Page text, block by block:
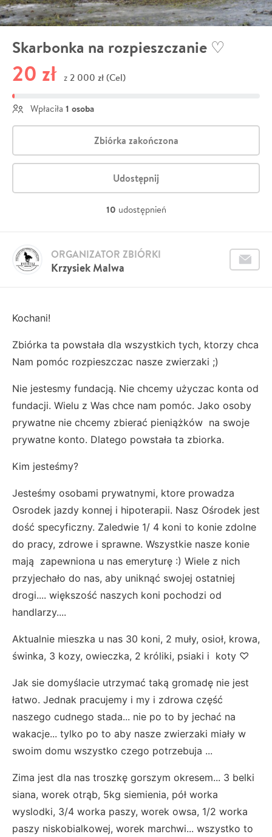
Skarbonka na rozpieszczanie ♡
20 zł z 2 000 zł (Cel)
Wpłaciła 1 osoba
Zbiórka zakończona
Udostępnij
10 udostępnień
Krzysiek Malwa
ORGANIZATOR ZBIÓRKI
Kochani!
Zbiórka ta powstała dla wszystkich tych, ktorzy chca
Nam pomóc rozpieszczac nasze zwierzaki ;)
Nie jestesmy fundacją. Nie chcemy użyczac konta od
fundacji. Wielu z Was chce nam pomóc. Jako osoby
prywatne nie chcemy zbierać pieniążków na swoje
prywatne konto. Dlatego powstała ta zbiorka.
Kim jesteśmy?
Jesteśmy osobami prywatnymi, ktore prowadza
Osrodek jazdy konnej i hipoterapii. Nasz Ośrodek jest
dość specyficzny. Zaledwie 1/ 4 koni to konie zdolne
do pracy, zdrowe i sprawne. Wszystkie nasze konie
mają zapewniona u nas emeryturę :) Wiele z nich
przyjechało do nas, aby uniknąć swojej ostatniej
drogi.... większość naszych koni pochodzi od
handlarzy....
Aktualnie mieszka u nas 30 koni, 2 muły, osioł, krowa,
świnka, 3 kozy, owieczka, 2 króliki, psiaki i koty ♡
Jak sie domyślacie utrzymać taką gromadę nie jest
łatwo. Jednak pracujemy i my i zdrowa część
naszego cudnego stada... nie po to by jechać na
wakacje... tylko po to aby nasze zwierzaki miały w
swoim domu wszystko czego potrzebuja ...
Zima jest dla nas troszkę gorszym okresem... 3 belki
siana, worek otrąb, 5kg siemienia, pół worka
wyslodki, 3/4 worka paszy, worek owsa, 1/2 worka
paszy niskobialkowej, worek marchwi... wszystko to